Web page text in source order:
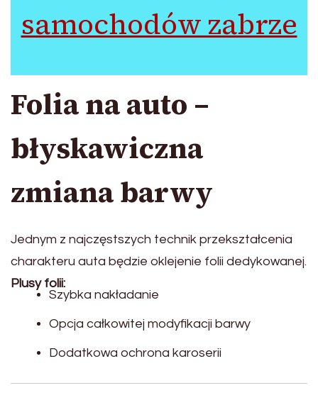
samochodów zabrze
Folia na auto –
błyskawiczna
zmiana barwy
Jednym z najczęstszych technik przekształcenia
charakteru auta będzie oklejenie folii dedykowanej.
Plusy folii:
Szybka nakładanie
Opcja całkowitej modyfikacji barwy
Dodatkowa ochrona karoserii